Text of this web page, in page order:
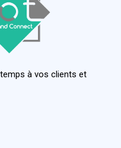
à vos clients et